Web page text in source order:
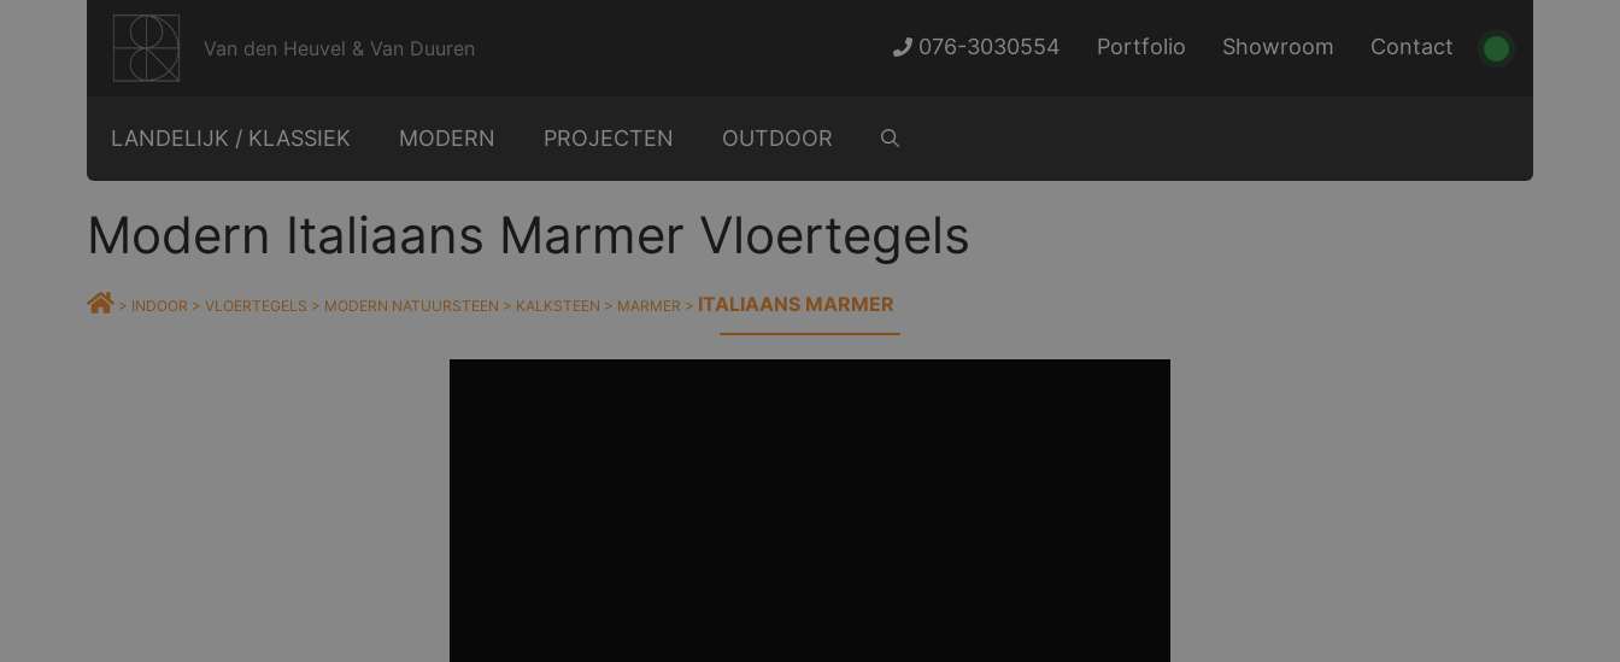
Van den Heuvel & Van Duuren 076-3030554 Portfolio Showroom Contact
LANDELIJK / KLASSIEK MODERN PROJECTEN OUTDOOR
Modern Italiaans Marmer Vloertegels
> INDOOR > VLOERTEGELS > MODERN NATUURSTEEN > KALKSTEEN > MARMER > ITALIAANS MARMER